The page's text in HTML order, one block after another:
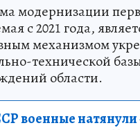
модернизации
с 2021 года,
механизмом
технической
области.
военные натянули